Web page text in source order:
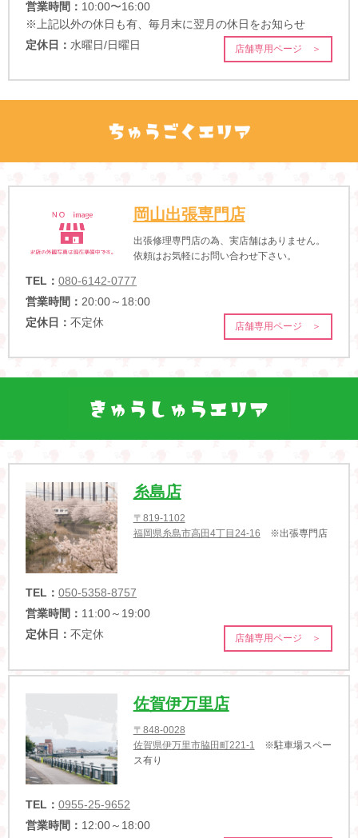
営業時間： 10:00〜16:00
※上記以外の休日も有、毎月末に翌月の休日をお知らせ
定休日： 水曜日/日曜日 店舗専用ページ ＞
岡山出張専門店
出張修理専門店の為、実店舗はありません。
依頼はお気軽にお問い合わせ下さい。
TEL： 080-6142-0777
営業時間： 20:00～18:00
定休日： 不定休 店舗専用ページ ＞
糸島店
〒819-1102
福岡県糸島市高田4丁目24-16 ※出張専門店
TEL： 050-5358-8757
営業時間： 11:00～19:00
定休日： 不定休 店舗専用ページ ＞
佐賀伊万里店
〒848-0028
佐賀県伊万里市脇田町221-1
※駐車場スペー
ス有り
TEL： 0955-25-9652
営業時間： 12:00～18:00